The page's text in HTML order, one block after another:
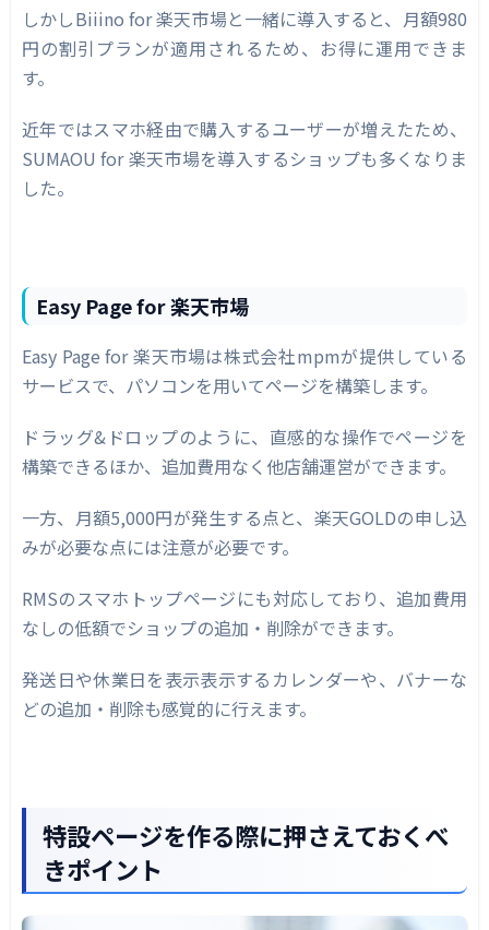
しかしBiiino for 楽天市場と一緒に導入すると、月額980
円の割引プランが適用されるため、お得に運用できま
す。
近年ではスマホ経由で購入するユーザーが増えたため、
SUMAOU for 楽天市場を導入するショップも多くなりま
した。
Easy Page for 楽天市場
Easy Page for 楽天市場は株式会社mpmが提供している
サービスで、パソコンを用いてページを構築します。
ドラッグ&ドロップのように、直感的な操作でページを
構築できるほか、追加費用なく他店舗運営ができます。
一方、月額5,000円が発生する点と、楽天GOLDの申し込
みが必要な点には注意が必要です。
RMSのスマホトップページにも対応しており、追加費用
なしの低額でショップの追加・削除ができます。
発送日や休業日を表示表示するカレンダーや、バナーな
どの追加・削除も感覚的に行えます。
特設ページを作る際に押さえておくべ
きポイント